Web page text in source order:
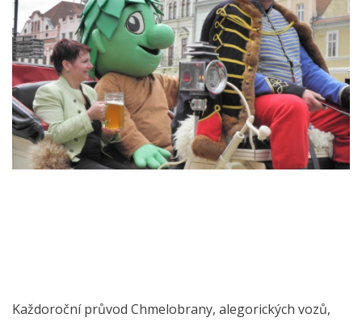
Každoroční průvod Chmelobrany, alegorických vozů,